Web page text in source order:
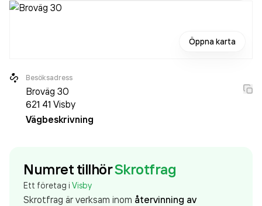
Öppna karta
Besöksadress
Broväg 30
621 41 Visby
Vägbeskrivning
Numret tillhörSkrotfrag
Ett företag i Visby
Skrotfrag är verksam inom återvinning av